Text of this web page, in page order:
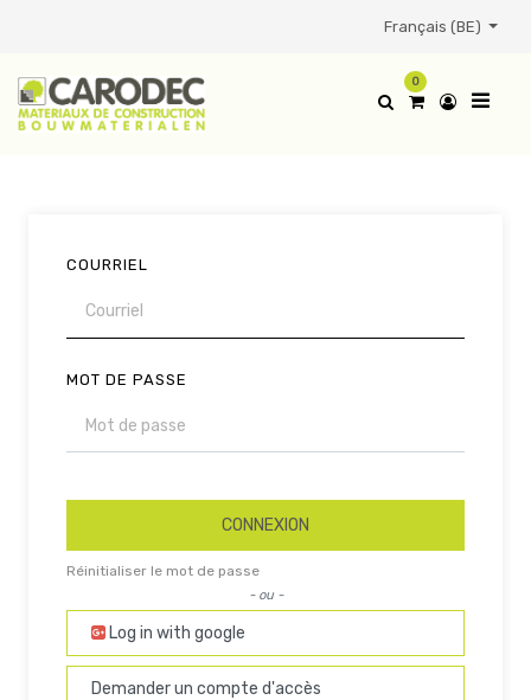
Français (BE)
0
COURRIEL
MOT DE PASSE
CONNEXION
Réinitialiser le mot de passe
- ou -
Log in with google
Demander un compte d'accès